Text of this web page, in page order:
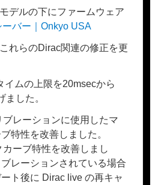
デルの下にファームウェア
ーバー｜Onkyo USA
れらのDirac関連の修正を更
イムの上限を20msecから
ました。
レーションに使用したマ
特性を改善しました。
ーブ特性を改善しまし
レーションされている場合
ト後に Dirac live の再キャ